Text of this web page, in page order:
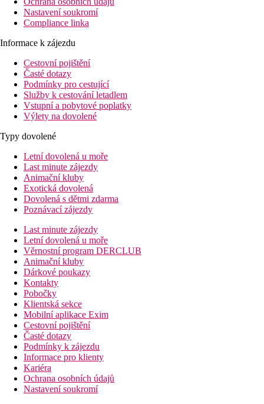
Nastavení soukromí
Compliance linka
Informace k zájezdu
Cestovní pojištění
Časté dotazy
Podmínky pro cestující
Služby k cestování letadlem
Vstupní a pobytové poplatky
Výlety na dovolené
Typy dovolené
Letní dovolená u moře
Last minute zájezdy
Animační kluby
Exotická dovolená
Dovolená s dětmi zdarma
Poznávací zájezdy
Last minute zájezdy
Letní dovolená u moře
Věrnostní program DERCLUB
Animační kluby
Dárkové poukazy
Kontakty
Pobočky
Klientská sekce
Mobilní aplikace Exim
Cestovní pojištění
Časté dotazy
Podmínky k zájezdu
Informace pro klienty
Kariéra
Ochrana osobních údajů
Nastavení soukromí